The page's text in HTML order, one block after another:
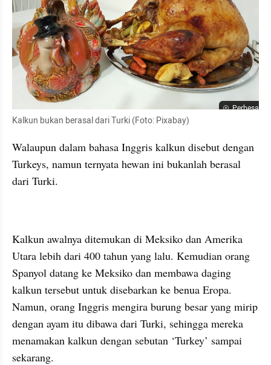
Perbesar
Kalkun bukan berasal dari Turki (Foto: Pixabay)
Walaupun dalam bahasa Inggris kalkun disebut dengan
Turkeys, namun ternyata hewan ini bukanlah berasal
dari Turki.
Kalkun awalnya ditemukan di Meksiko dan Amerika
Utara lebih dari 400 tahun yang lalu. Kemudian orang
Spanyol datang ke Meksiko dan membawa daging
kalkun tersebut untuk disebarkan ke benua Eropa.
Namun, orang Inggris mengira burung besar yang mirip
dengan ayam itu dibawa dari Turki, sehingga mereka
menamakan kalkun dengan sebutan ‘Turkey’ sampai
sekarang.